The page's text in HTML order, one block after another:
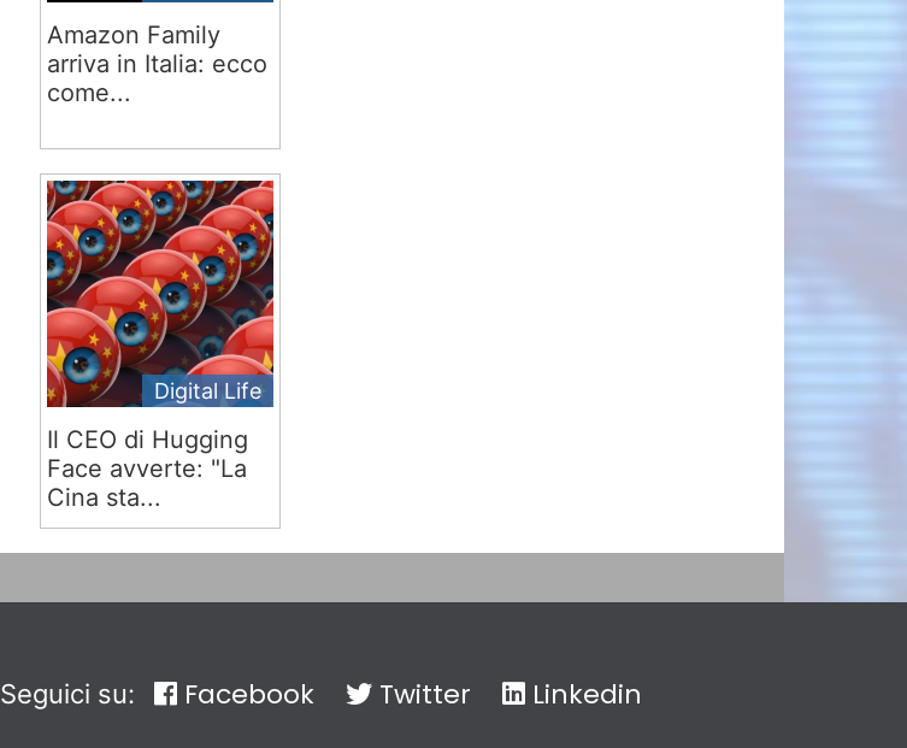
Amazon Family
arriva in Italia: ecco
come...
Digital Life
Il CEO di Hugging
Face avverte: "La
Cina sta...
Seguici su: Facebook Twitter Linkedin